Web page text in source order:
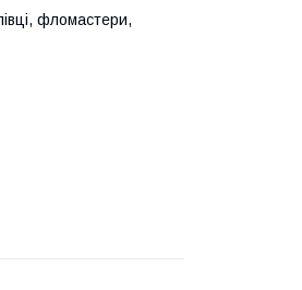
фломастери,